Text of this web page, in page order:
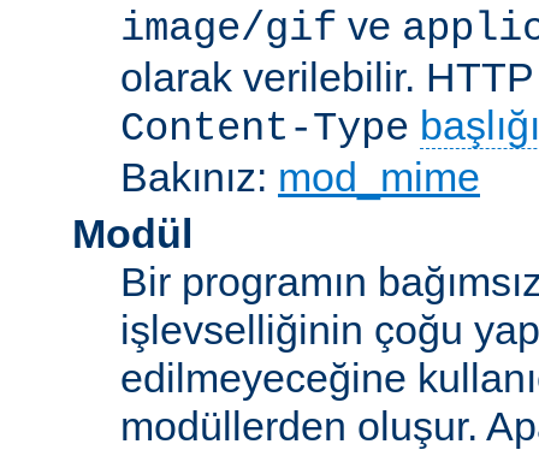
image/gif ve
olarak verilebilir.
Content-Type
Bakınız: mod_mime
Modül
Bir programın
işlevselliğinin çoğu
edilmeyeceğine
modüllerden oluşur.